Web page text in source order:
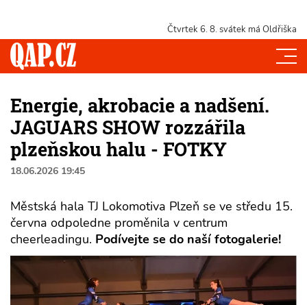
Čtvrtek 6. 8. svátek má Oldřiška
Energie, akrobacie a nadšení.
JAGUARS SHOW rozzářila
plzeňskou halu - FOTKY
18.06.2026 19:45
Městská hala TJ Lokomotiva Plzeň se ve středu 15.
června odpoledne proměnila v centrum
cheerleadingu. Podívejte se do naší fotogalerie!